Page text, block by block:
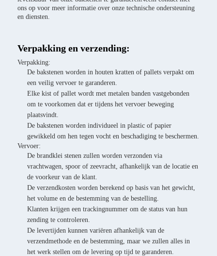
ons op voor meer informatie over onze technische ondersteuning
en diensten.
Verpakking en verzending:
Verpakking:
De bakstenen worden in houten kratten of pallets verpakt om
een veilig vervoer te garanderen.
Elke kist of pallet wordt met metalen banden vastgebonden
om te voorkomen dat er tijdens het vervoer beweging
plaatsvindt.
De bakstenen worden individueel in plastic of papier
gewikkeld om hen tegen vocht en beschadiging te beschermen.
Vervoer:
De brandklei stenen zullen worden verzonden via
vrachtwagen, spoor of zeevracht, afhankelijk van de locatie en
de voorkeur van de klant.
De verzendkosten worden berekend op basis van het gewicht,
het volume en de bestemming van de bestelling.
Klanten krijgen een trackingnummer om de status van hun
zending te controleren.
De levertijden kunnen variëren afhankelijk van de
verzendmethode en de bestemming, maar we zullen alles in
het werk stellen om de levering op tijd te garanderen.